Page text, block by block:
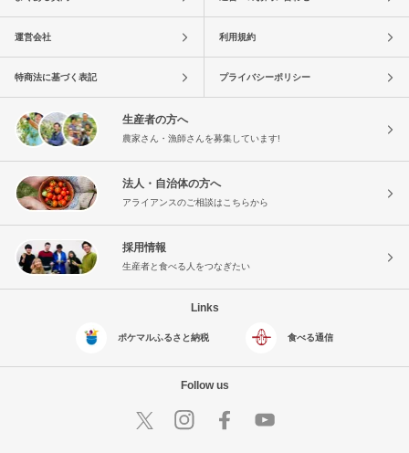
運営会社 利用規約
特商法に基づく表記 プライバシーポリシー
生産者の方へ
農家さん・漁師さんを募集しています!
法人・自治体の方へ
アライアンスのご相談はこちらから
採用情報
生産者と食べる人をつなぎたい
Links
ポケマルふるさと納税 食べる通信
Follow us